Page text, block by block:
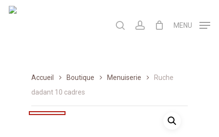
Skip
search account MENU
Accueil Boutique Menuiserie
Ruche
dadant 10 cadres